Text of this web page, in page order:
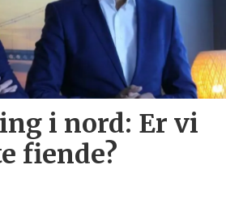
i nord: Er vi
fiende?